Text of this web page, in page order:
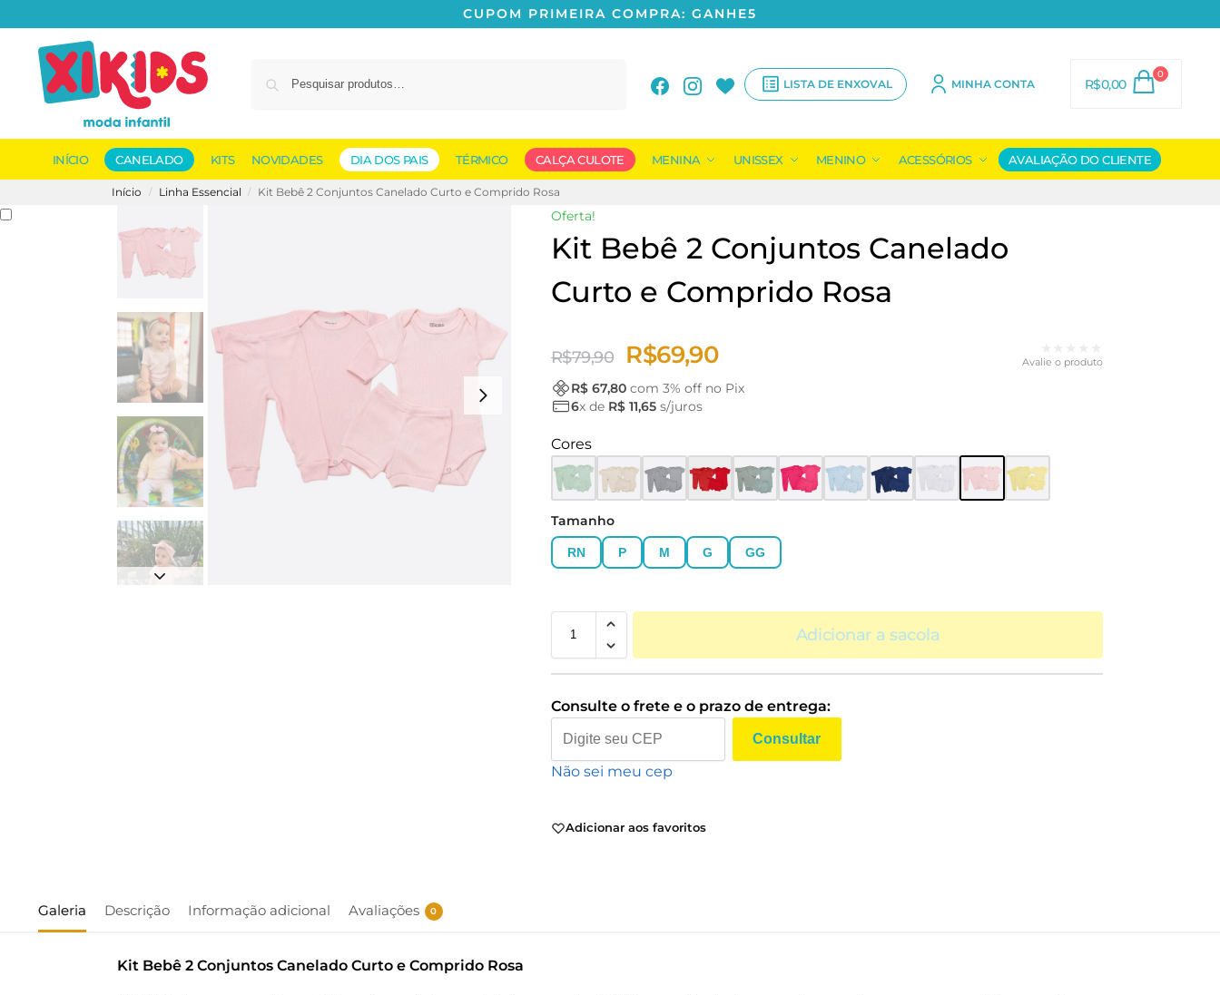
CUPOM PRIMEIRA COMPRA: GANHE5
LISTA DE ENXOVAL
MINHA CONTA R$0,00
0
INÍCIO CANELADO KITS NOVIDADES DIA DOS PAIS TÉRMICO CALÇA CULOTE MENINA UNISSEX MENINO ACESSÓRIOS AVALIAÇÃO DO CLIENTE
Início / Linha Essencial / Kit Bebê 2 Conjuntos Canelado Curto e Comprido Rosa
Oferta!
Kit Bebê 2 Conjuntos Canelado
Curto e Comprido Rosa
R$79,90 R$69,90 Avalie o produto
R$ 67,80com 3% off no Pix
6x de R$ 11,65s/juros
Cores
Tamanho
RN P M G GG
Adicionar a sacola
Consulte o frete e o prazo de entrega:
Consultar
Não sei meu cep
Adicionar aos favoritos
Galeria Descrição Informação adicional Avaliações 0
Kit Bebê 2 Conjuntos Canelado Curto e Comprido Rosa